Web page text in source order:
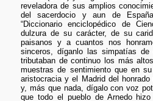
reveladora de sus amplios
del sacerdocio y aun de
“Diccionario enciclopédico de
dulzura de su carácter, de su
paisanos y a cuantos nos
sinceros, díganlo las simpatías
tributaban de continuo los más
muestras de sentimiento que en
aristocracia y el Madrid del
y, más que nada, dígalo con voz
que todo el pueblo de Arnedo